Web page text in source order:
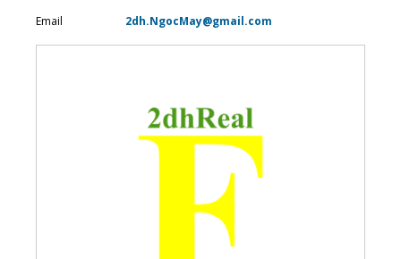
Email 2dh.NgocMay@gmail.com